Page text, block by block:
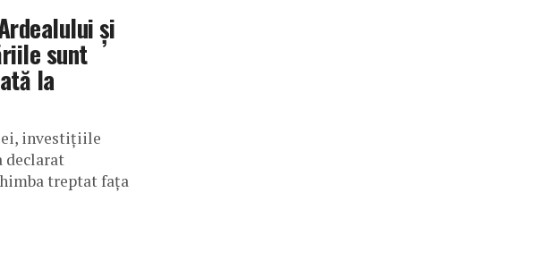
și
sunt
la
investițiile
declarat
treptat fața